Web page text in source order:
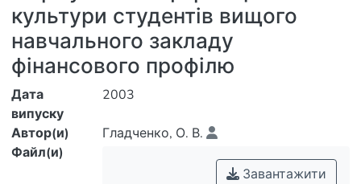
культури студентів вищого
навчального закладу
фінансового профілю
Дата
випуску
2003
Автор(и)
Гладченко, О. В.
Файл(и)
Завантажити